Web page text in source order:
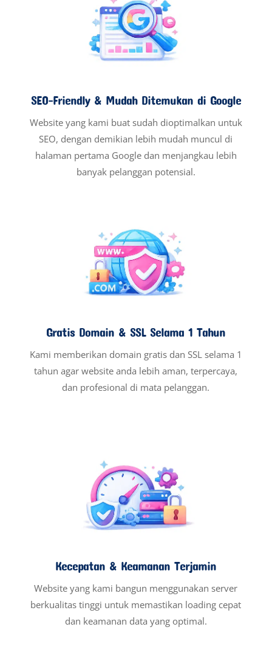
SEO-Friendly & Mudah Ditemukan di Google
Website yang kami buat sudah dioptimalkan untuk
SEO, dengan demikian lebih mudah muncul di
halaman pertama Google dan menjangkau lebih
banyak pelanggan potensial.
Gratis Domain & SSL Selama 1 Tahun
Kami memberikan domain gratis dan SSL selama 1
tahun agar website anda lebih aman, terpercaya,
dan profesional di mata pelanggan.
Kecepatan & Keamanan Terjamin
Website yang kami bangun menggunakan server
berkualitas tinggi untuk memastikan loading cepat
dan keamanan data yang optimal.